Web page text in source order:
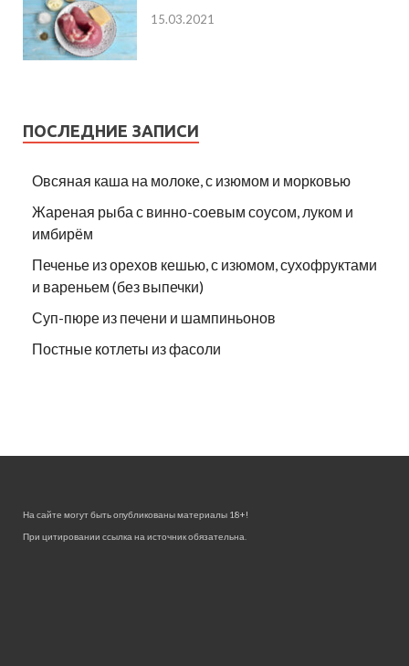
15.03.2021
ПОСЛЕДНИЕ ЗАПИСИ
Овсяная каша на молоке, с изюмом и морковью
Жареная рыба с винно-соевым соусом, луком и
имбирём
Печенье из орехов кешью, с изюмом, сухофруктами
и вареньем (без выпечки)
Суп-пюре из печени и шампиньонов
Постные котлеты из фасоли
На сайте могут быть опубликованы материалы 18+!
При цитировании ссылка на источник обязательна.